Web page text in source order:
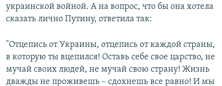
украинской войной. А на вопрос, что бы она хотела
сказать лично Путину, ответила так:
"Отцепись от Украины, отцепись от каждой страны,
в которую ты вцепился! Оставь себе свое царство, не
мучай своих людей, не мучай свою страну! Жизнь
дважды не проживешь – сдохнешь все равно! И мы